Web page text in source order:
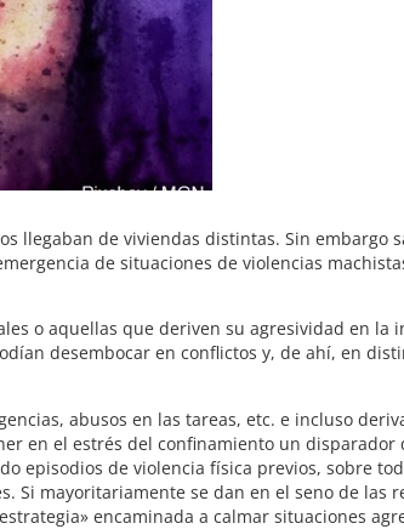
llegaban de viviendas distintas. Sin embargo
de situaciones de violencias
o aquellas que deriven su agresividad en la
desembocar en conflictos y, de ahí, en
abusos en las tareas, etc. e incluso
en el estrés del confinamiento un disparador
episodios de violencia física previos, sobre
Si mayoritariamente se dan en el seno de las
encaminada a calmar situaciones